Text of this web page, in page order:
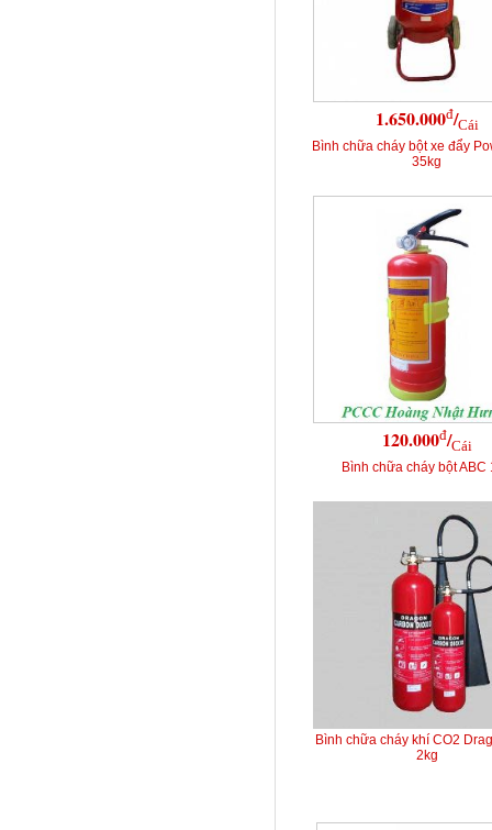
1.650.000đ/Cái
Bình chữa cháy bột xe đẩy
35kg
120.000đ/Cái
Bình chữa cháy bột ABC
Bình chữa cháy khí CO2
2kg